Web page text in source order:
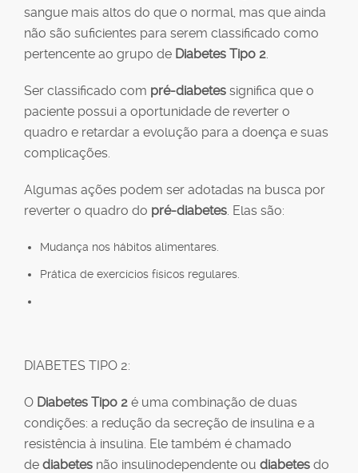
sangue mais altos do que o normal, mas que ainda
não são suficientes para serem classificado como
pertencente ao grupo de Diabetes Tipo 2.
Ser classificado com pré-diabetes significa que o
paciente possui a oportunidade de reverter o
quadro e retardar a evolução para a doença e suas
complicações.
Algumas ações podem ser adotadas na busca por
reverter o quadro do pré-diabetes. Elas são:
Mudança nos hábitos alimentares.
Prática de exercícios físicos regulares.
DIABETES TIPO 2:
O Diabetes Tipo 2 é uma combinação de duas
condições: a redução da secreção de insulina e a
resistência à insulina. Ele também é chamado
de diabetes não insulinodependente ou diabetes do